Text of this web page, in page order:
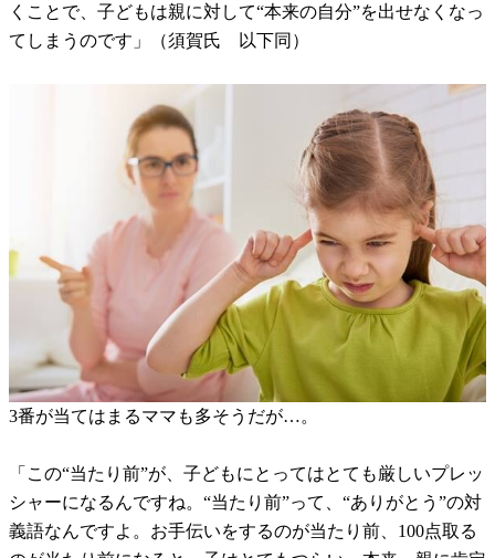
くことで、子どもは親に対して“本来の自分”を出せなくなっ
てしまうのです」（須賀氏 以下同）
3番が当てはまるママも多そうだが…。
「この“当たり前”が、子どもにとってはとても厳しいプレッ
シャーになるんですね。“当たり前”って、“ありがとう”の対
義語なんですよ。お手伝いをするのが当たり前、100点取る